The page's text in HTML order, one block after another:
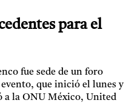
para el
fue sede de un foro
que inició el lunes y
a la ONU México, United